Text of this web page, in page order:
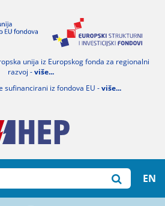
unija iz Europskog fonda za regionalni
razvoj -više...
sufinancirani iz fondova EU -više...
EN